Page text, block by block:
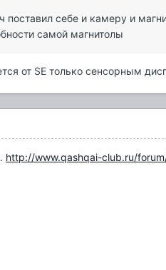
поставил себе и камеру и
самой магнитолы
от SE только сенсорным
http://www.qashqai-club.ru/